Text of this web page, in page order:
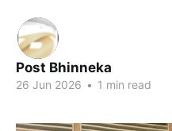
Post Bhinneka
26 Jun 2026 • 1 min read